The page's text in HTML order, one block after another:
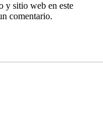
y sitio web en este
comentario.